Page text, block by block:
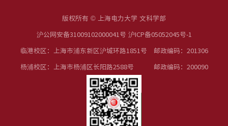
版权所有 © 上海电力大学 文科学部
沪公网安备31009102000041号 沪ICP备05052045号-1
临港校区：上海市浦东新区沪城环路1851号 邮政编码：201306
杨浦校区：上海市杨浦区长阳路2588号 邮政编码：200090